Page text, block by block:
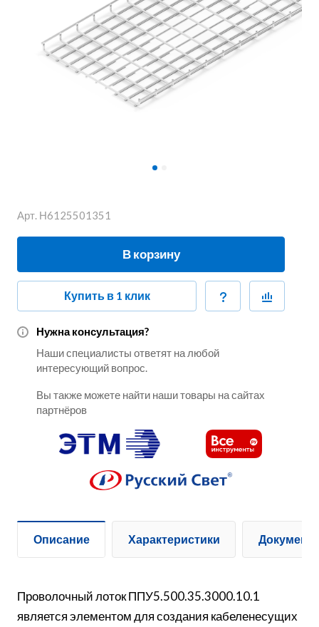
Арт. Н6125501351
В корзину
Купить в 1 клик
Нужна консультация?
Наши специалисты ответят на любой
интересующий вопрос.
Вы также можете найти наши товары на сайтах
партнёров
Описание Характеристики
Проволочный лоток ППУ5.500.35.3000.10.1
является элементом для создания кабеленесущих